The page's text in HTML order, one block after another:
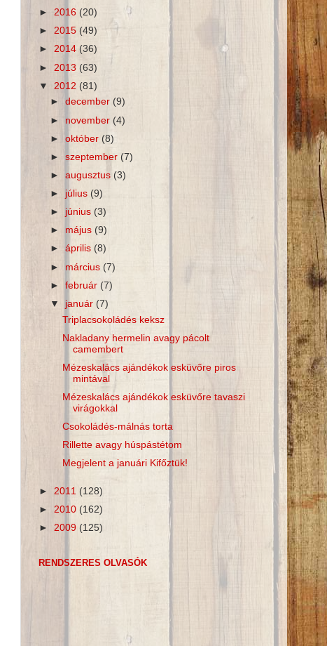
► 2016 (20)
► 2015 (49)
► 2014 (36)
► 2013 (63)
▼ 2012 (81)
►december (9)
► november (4)
►október (8)
►szeptember (7)
►augusztus(3)
► július(9)
► június (3)
► május (9)
►április(8)
► március (7)
►február (7)
▼ január (7)
Triplacsokoládés keksz
Nakladany hermelin avagy pácolt
camembert
Mézeskalács ajándékok esküvőre piros
mintával
Mézeskalács ajándékok esküvőre tavaszi
virágokkal
Csokoládés-málnás torta
Rillette avagy húspástétom
Megjelent a januári Kifőztük!
► 2011 (128)
► 2010 (162)
► 2009 (125)
RENDSZERES OLVASÓK